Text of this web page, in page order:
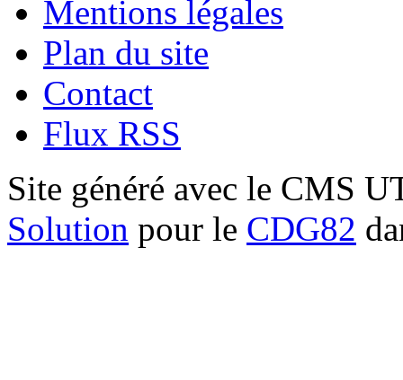
Mentions légales
Plan du site
Contact
Flux RSS
Site généré avec le CMS
Solution pour le CDG82